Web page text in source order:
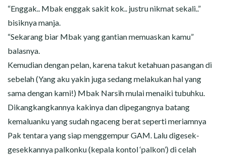
“Enggak.. Mbak enggak sakit kok.. justru nikmat sekali..”
bisiknya manja.
“Sekarang biar Mbak yang gantian memuaskan kamu”
balasnya.
Kemudian dengan pelan, karena takut ketahuan pasangan di
sebelah (Yang aku yakin juga sedang melakukan hal yang
sama dengan kami!) Mbak Narsih mulai menaiki tubuhku.
Dikangkangkannya kakinya dan dipegangnya batang
kemaluanku yang sudah ngaceng berat seperti meriamnya
Pak tentara yang siap menggempur GAM. Lalu digesek-
gesekkannya palkonku (kepala kontol ‘palkon’) di celah